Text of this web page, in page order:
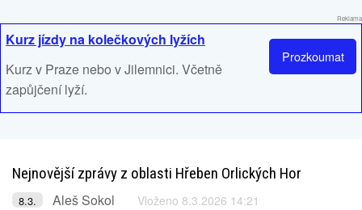
Reklama
Prozkoumat
Kurz jízdy na kolečkových lyžích
Kurz v Praze nebo v Jilemnici. Včetně
zapůjčení lyží.
Nejnovější zprávy z oblasti Hřeben Orlických Hor
8.3. Aleš Sokol Vloženo 8.3.2026 14:21